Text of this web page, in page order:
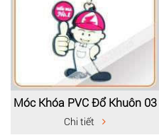
Móc Khóa PVC Đổ Khuôn 03
Chi tiết